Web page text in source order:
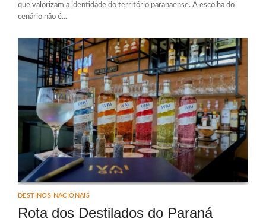
que valorizam a identidade do território paranaense. A escolha do
cenário não é...
DESTINOS NACIONAIS
Rota dos Destilados do Paraná